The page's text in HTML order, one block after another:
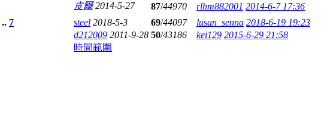
皮爾 2014-5-27 87/44970 rlhm882001 2014-6-7 17:36
.. 7 steel 2018-5-3 69/44097 lusan_senna 2018-6-19 19:23
d212009 2011-9-28 50/43186 kei129 2015-6-29 21:58
時間範圍